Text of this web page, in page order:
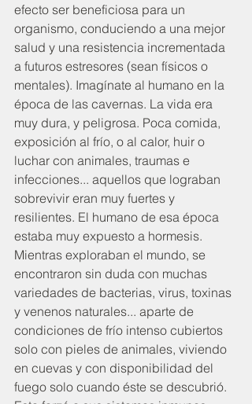
efecto ser beneficiosa para un
organismo, conduciendo a una mejor
salud y una resistencia incrementada
a futuros estresores (sean físicos o
mentales). Imagínate al humano en la
época de las cavernas. La vida era
muy dura, y peligrosa. Poca comida,
exposición al frío, o al calor, huir o
luchar con animales, traumas e
infecciones... aquellos que lograban
sobrevivir eran muy fuertes y
resilientes. El humano de esa época
estaba muy expuesto a hormesis.
Mientras exploraban el mundo, se
encontraron sin duda con muchas
variedades de bacterias, virus, toxinas
y venenos naturales... aparte de
condiciones de frío intenso cubiertos
solo con pieles de animales, viviendo
en cuevas y con disponibilidad del
fuego solo cuando éste se descubrió.